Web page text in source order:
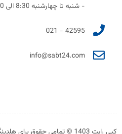
- شنبه تا چهارشنبه 8:30 الی 17:30
42595 - 021
info@sabt24.com